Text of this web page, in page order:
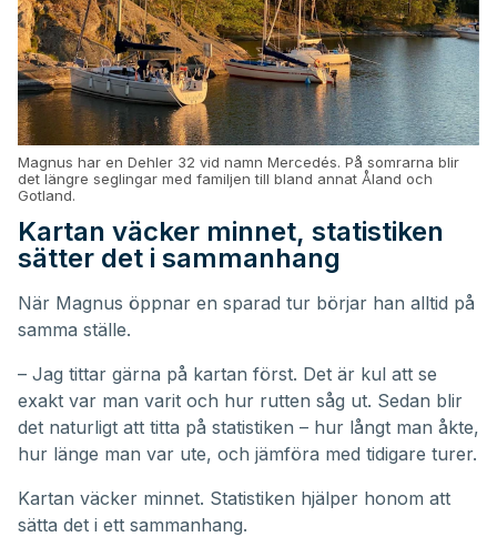
Magnus har en Dehler 32 vid namn Mercedés. På somrarna blir
det längre seglingar med familjen till bland annat Åland och
Gotland.
Kartan väcker minnet, statistiken
sätter det i sammanhang
När Magnus öppnar en sparad tur börjar han alltid på
samma ställe.
– Jag tittar gärna på kartan först. Det är kul att se
exakt var man varit och hur rutten såg ut. Sedan blir
det naturligt att titta på statistiken – hur långt man åkte,
hur länge man var ute, och jämföra med tidigare turer.
Kartan väcker minnet. Statistiken hjälper honom att
sätta det i ett sammanhang.